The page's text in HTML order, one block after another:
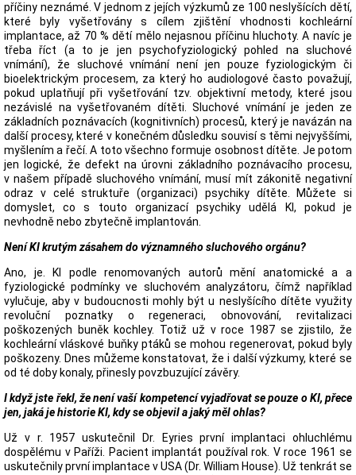
příčiny neznámé. V jednom z jejích výzkumů ze 100 neslyšících dětí,
které byly vyšetřovány s cílem zjištění vhodnosti kochleární
implantace, až 70 % dětí mělo nejasnou příčinu hluchoty. A navíc je
třeba říct (a to je jen psychofyziologický pohled na sluchové
vnímání), že sluchové vnímání není jen pouze fyziologickým či
bioelektrickým procesem, za který ho audiologové často považují,
pokud uplatňují při vyšetřování tzv. objektivní metody, které jsou
nezávislé na vyšetřovaném dítěti. Sluchové vnímání je jeden ze
základních poznávacích (kognitivních) procesů, který je navázán na
další procesy, které v konečném důsledku souvisí s těmi nejvyššími,
myšlením a řečí. A toto všechno formuje osobnost dítěte. Je potom
jen logické, že defekt na úrovni základního poznávacího procesu,
v našem případě sluchového vnímání, musí mít zákonitě negativní
odraz v celé struktuře (organizaci) psychiky dítěte. Můžete si
domyslet, co s touto organizací psychiky udělá KI, pokud je
nevhodně nebo zbytečně implantován.
Není KI krutým zásahem do významného sluchového orgánu?
Ano, je. KI podle renomovaných autorů mění anatomické a a
fyziologické podmínky ve sluchovém analyzátoru, čímž například
vylučuje, aby v budoucnosti mohly být u neslyšícího dítěte využity
revoluční poznatky o regeneraci, obnovování, revitalizaci
poškozených buněk kochley. Totiž už v roce 1987 se zjistilo, že
kochleární vláskové buňky ptáků se mohou regenerovat, pokud byly
poškozeny. Dnes můžeme konstatovat, že i další výzkumy, které se
od té doby konaly, přinesly povzbuzující závěry.
I když jste řekl, že není vaší kompetencí vyjadřovat se pouze o KI, přece
jen, jaká je historie KI, kdy se objevil a jaký měl ohlas?
Už v r. 1957 uskutečnil Dr. Eyries první implantaci ohluchlému
dospělému v Paříži. Pacient implantát používal rok. V roce 1961 se
uskutečnily první implantace v USA (Dr. William House). Už tenkrát se